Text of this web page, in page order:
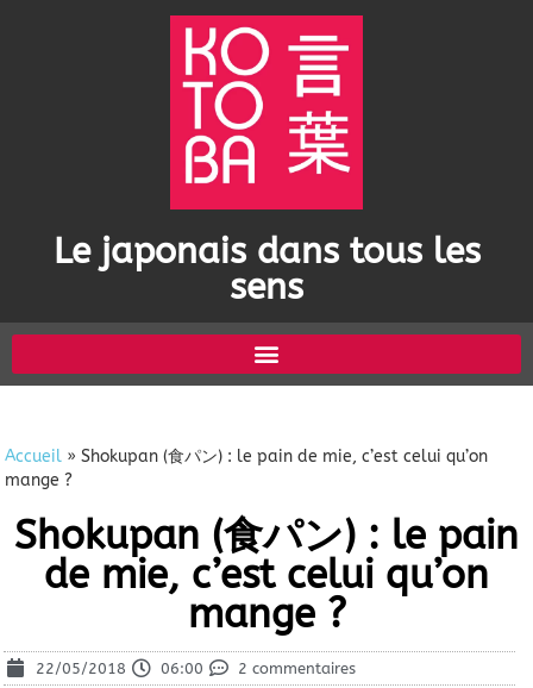
Le japonais dans tous les
sens
Accueil » Shokupan (食パン) : le pain de mie, c’est celui qu’on
mange ?
Shokupan (食パン) : le pain
de mie, c’est celui qu’on
mange ?
22/05/2018 06:00 2 commentaires